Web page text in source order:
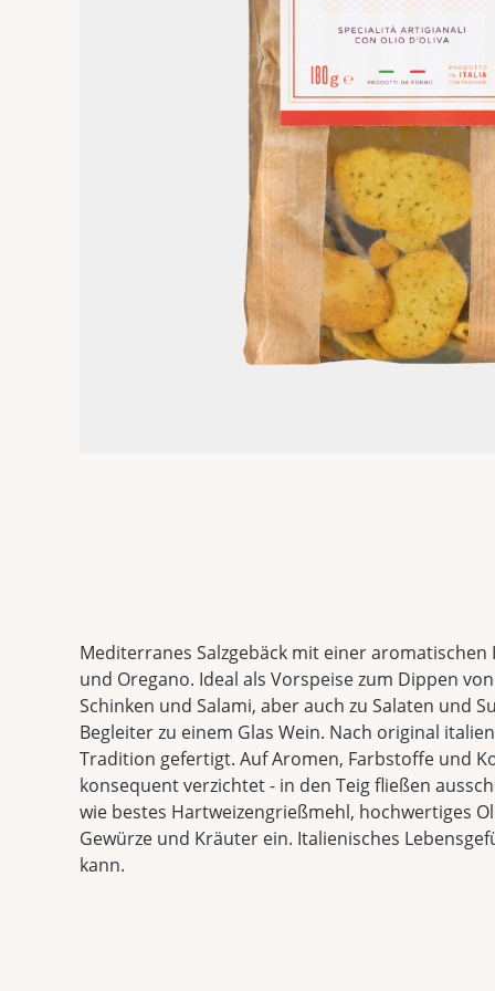
Mediterranes Salzgebäck mit einer
und Oregano. Ideal als Vorspeise zum Dippen
Schinken und Salami, aber auch zu Salaten und
Begleiter zu einem Glas Wein. Nach original
Tradition gefertigt. Auf Aromen, Farbstoffe und
konsequent verzichtet - in den Teig fließen
wie bestes Hartweizengrießmehl, hochwertiges
Gewürze und Kräuter ein. Italienisches
kann.